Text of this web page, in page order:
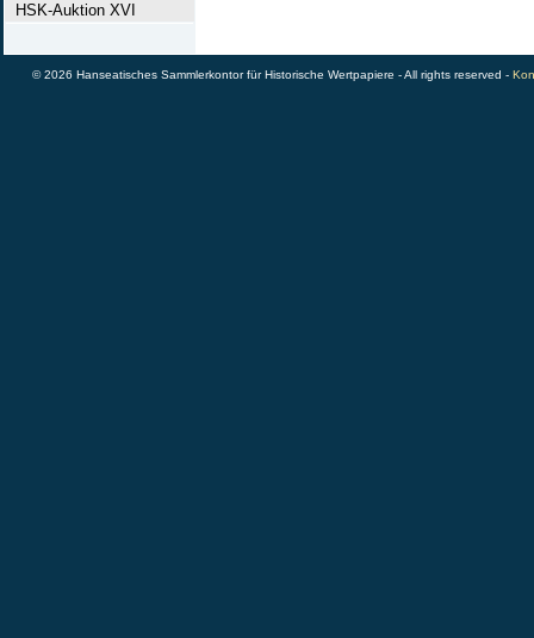
HSK-Auktion XVI
© 2026 Hanseatisches Sammlerkontor für Historische Wertpapiere - All rights reserved -